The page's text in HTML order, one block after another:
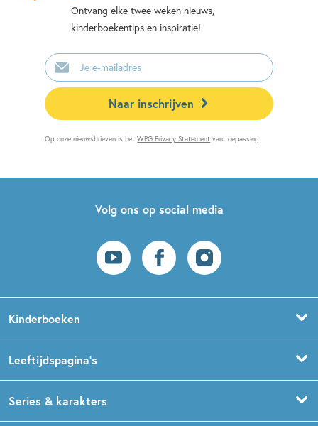
Ontvang elke twee weken nieuws,
kinderboekentips en inspiratie!
E-
mailadres
Naar inschrijven
Op onze nieuwsbrieven is hetWPG Privacy Statement van toepassing.
Volg ons op social media
Kinderboeken
Prentenboeken
Leeftijdspagina’s
Boekentips 1,5 - 3 jaar
Series & karakters